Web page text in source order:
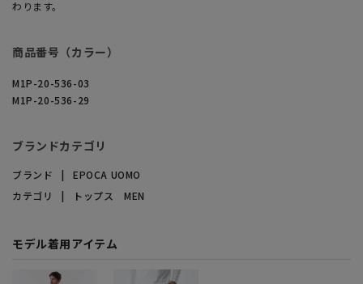
わります。
商品番号（カラー）
M1P-20-536-03
M1P-20-536-29
ブランドカテゴリ
ブランド
EPOCA UOMO
カテゴリ
トップス MEN
モデル着用アイテム